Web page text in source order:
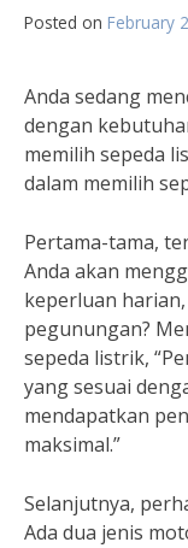
Posted on February
Anda sedang
dengan
memilih sepeda
dalam memilih
Pertama-tama,
Anda akan
keperluan
pegunungan?
sepeda listrik,
yang sesuai
mendapatkan
maksimal.”
Selanjutnya,
Ada dua jenis